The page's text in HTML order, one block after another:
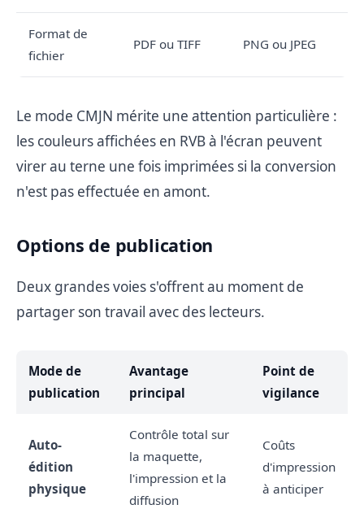
Format de
fichier
PDF ou TIFF PNG ou JPEG
Le mode CMJN mérite une attention particulière :
les couleurs affichées en RVB à l'écran peuvent
virer au terne une fois imprimées si la conversion
n'est pas effectuée en amont.
Options de publication
Deux grandes voies s'offrent au moment de
partager son travail avec des lecteurs.
Mode de
publication
Avantage
principal
Point de
vigilance
Auto-
édition
physique
Contrôle total sur
la maquette,
l'impression et la
diffusion
Coûts
d'impression
à anticiper